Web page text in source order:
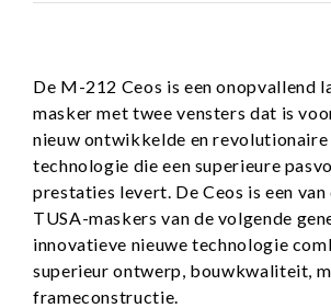
De M-212 Ceos is een onopvallend
masker met twee vensters dat is
nieuw ontwikkelde en revolutionaire
technologie die een superieure
prestaties levert. De Ceos is een van
TUSA-maskers van de volgende
innovatieve nieuwe technologie
superieur ontwerp, bouwkwaliteit,
frameconstructie.